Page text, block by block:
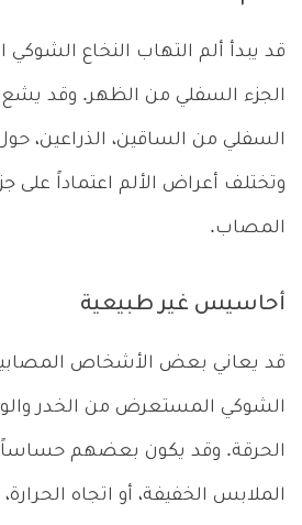
قد يبدأ ألم التهاب النخاع
الجزء السفلي من الظهر. وقد يشع
السفلي من الساقين، الذراعين،
وتختلف أعراض الألم اعتماداً على
المصاب.
أحاسيس غير طبيعية
قد يعاني بعض الأشخاص
الشوكي المستعرض من الخدر
الحرقة. وقد يكون بعضهم
الملابس الخفيفة، أو اتجاه